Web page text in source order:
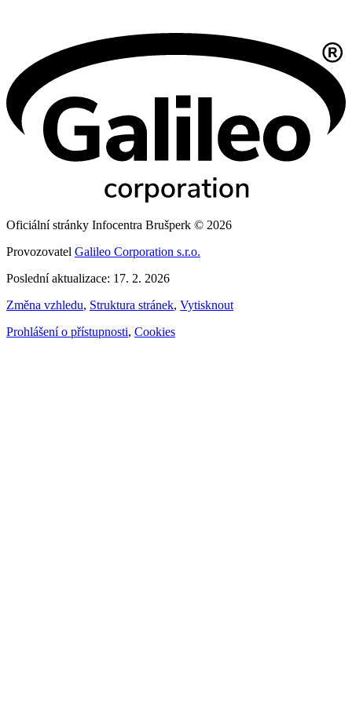
Oficiální stránky Infocentra Brušperk © 2026
Provozovatel Galileo Corporation s.r.o.
Poslední aktualizace: 17. 2. 2026
Změna vzhledu, Struktura stránek, Vytisknout
Prohlášení o přístupnosti, Cookies